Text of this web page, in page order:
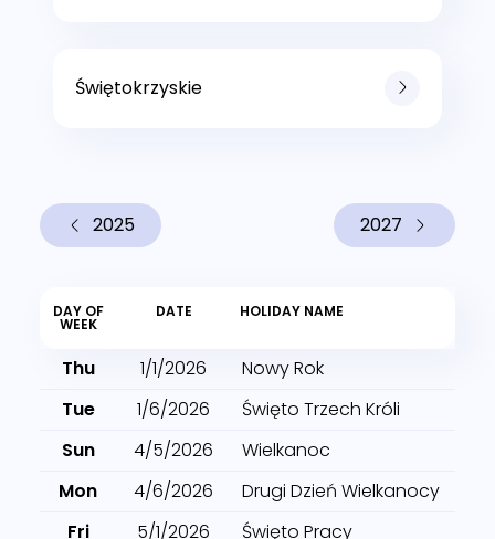
Świętokrzyskie
2025 2027
DAY OF
WEEK
DATE HOLIDAY NAME
Thu 1/1/2026
Nowy Rok
Tue
1/6/2026
Święto Trzech Króli
Sun
4/5/2026
Wielkanoc
Mon
4/6/2026
Drugi Dzień Wielkanocy
Fri
5/1/2026
Święto Pracy